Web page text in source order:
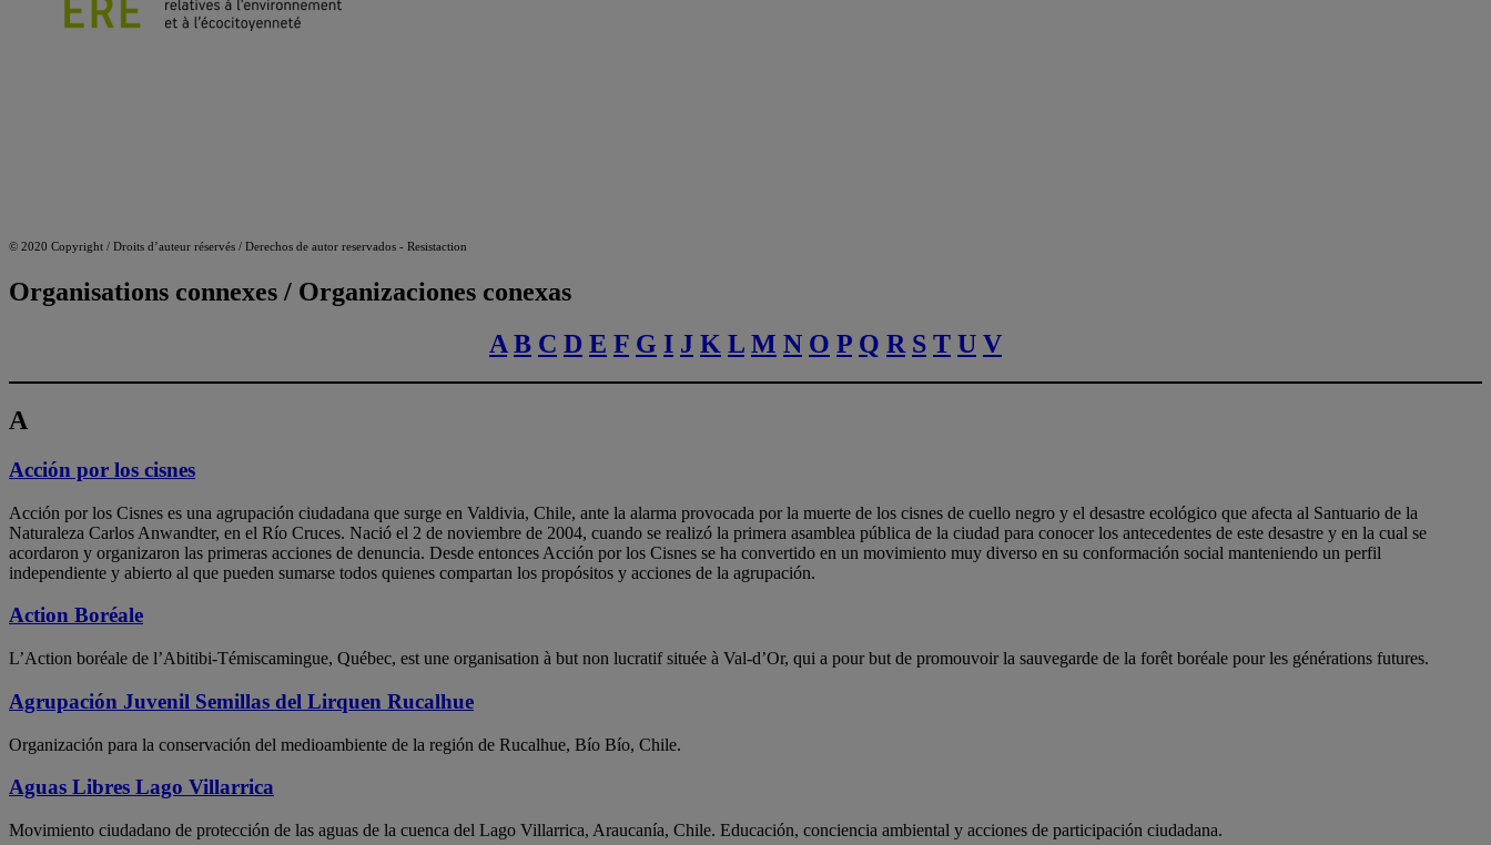
© 2020 Copyright / Droits d’auteur réservés / Derechos de autor reservados - Resistaction
Organisations connexes / Organizaciones conexas
A B C D E F G I J K L M N O P Q R S T U V
A
Acción por los cisnes
Acción por los Cisnes es una agrupación ciudadana que surge en Valdivia, Chile, ante la alarma provocada por la muerte de los cisnes de cuello negro y el desastre ecológico que afecta al Santuario de la
Naturaleza Carlos Anwandter, en el Río Cruces. Nació el 2 de noviembre de 2004, cuando se realizó la primera asamblea pública de la ciudad para conocer los antecedentes de este desastre y en la cual se
acordaron y organizaron las primeras acciones de denuncia. Desde entonces Acción por los Cisnes se ha convertido en un movimiento muy diverso en su conformación social manteniendo un perfil
independiente y abierto al que pueden sumarse todos quienes compartan los propósitos y acciones de la agrupación.
Action Boréale
L’Action boréale de l’Abitibi-Témiscamingue, Québec, est une organisation à but non lucratif située à Val-d’Or, qui a pour but de promouvoir la sauvegarde de la forêt boréale pour les générations futures.
Agrupación Juvenil Semillas del Lirquen Rucalhue
Organización para la conservación del medioambiente de la región de Rucalhue, Bío Bío, Chile.
Aguas Libres Lago Villarrica
Movimiento ciudadano de protección de las aguas de la cuenca del Lago Villarrica, Araucanía, Chile. Educación, conciencia ambiental y acciones de participación ciudadana.